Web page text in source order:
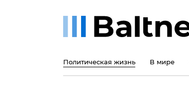
Политическая жизнь В мире